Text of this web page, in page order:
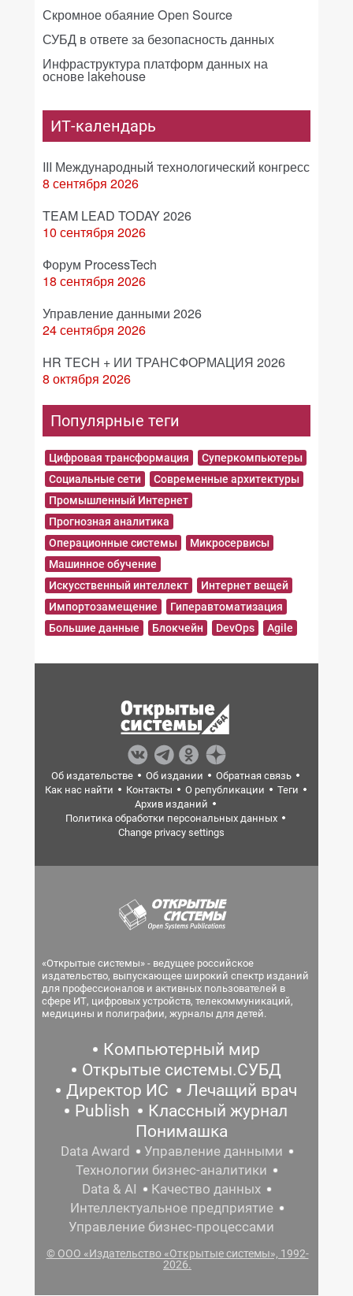
Скромное обаяние Open Source
СУБД в ответе за безопасность данных
Инфраструктура платформ данных на
основе lakehouse
ИТ-календарь
III Международный технологический конгресс
8 сентября 2026
TEAM LEAD TODAY 2026
10 сентября 2026
Форум ProcessTech
18 сентября 2026
Управление данными 2026
24 сентября 2026
HR TECH + ИИ ТРАНСФОРМАЦИЯ 2026
8 октября 2026
Популярные теги
Цифровая трансформация
Суперкомпьютеры
Социальные сети
Современные архитектуры
Промышленный Интернет
Прогнозная аналитика
Операционные системы
Микросервисы
Машинное обучение
Искусственный интеллект
Интернет вещей
Импортозамещение
Гиперавтоматизация
Большие данные
Блокчейн DevOps Agile
Об издательстве Об издании
Обратная связь
Как нас найти
Контакты О републикации
Теги
Архив изданий
Политика обработки персональных данных
Change privacy settings
«Открытые системы» - ведущее российское
издательство, выпускающее широкий спектр изданий
для профессионалов и активных пользователей в
сфере ИТ, цифровых устройств, телекоммуникаций,
медицины и полиграфии, журналы для детей.
Компьютерный мир
Открытые системы.СУБД
Директор ИС
Лечащий врач
Publish
Классный журнал
Понимашка
Data Award
Управление данными
Технологии бизнес-аналитики
Data & AI
Качество данных
Интеллектуальное предприятие
Управление бизнес-процессами
© ООО «Издательство «Открытые системы», 1992-
2026.